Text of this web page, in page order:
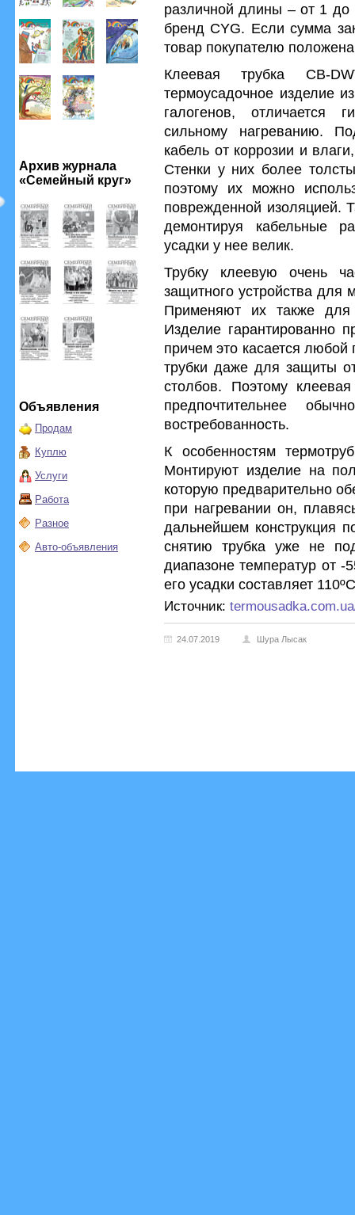
Архив журнала
«Семейный круг»
Объявления
Продам
Куплю
Услуги
Работа
Разное
Авто-объявления
различной длины – от 1
бренд CYG. Если сумма
товар покупателю
Клеевая трубка CB-
термоусадочное изделие
галогенов, отличается
сильному нагреванию.
кабель от коррозии и
Стенки у них более
поэтому их можно
поврежденной изоляцией.
демонтируя кабельные
усадки у нее велик.
Трубку клеевую очень
защитного устройства для
Применяют их также для
Изделие гарантированно
причем это касается
трубки даже для защиты
столбов. Поэтому
предпочтительнее
востребованность.
К особенностям
Монтируют изделие на
которую предварительно
при нагревании он,
дальнейшем конструкция
снятию трубка уже не
диапазоне температур от -
его усадки составляет
Источник:
24.07.2019 Шура Лысак